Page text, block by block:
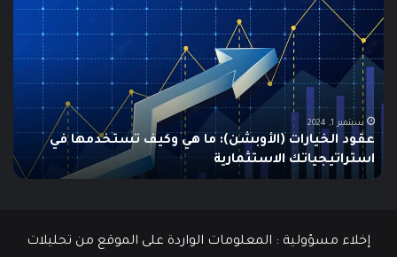
هو
الـ
Swing
دليلك
الشامل
للمبتدئين
يونيو 10, 2025
ما هو الـ Swing Trading؟ دليلك الشامل للمبتدئين
إخلاء مسؤولية : المعلومات الواردة على الموقع من تحليلات